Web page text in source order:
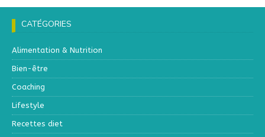
CATÉGORIES
Alimentation & Nutrition
Bien-être
Coaching
Lifestyle
Recettes diet